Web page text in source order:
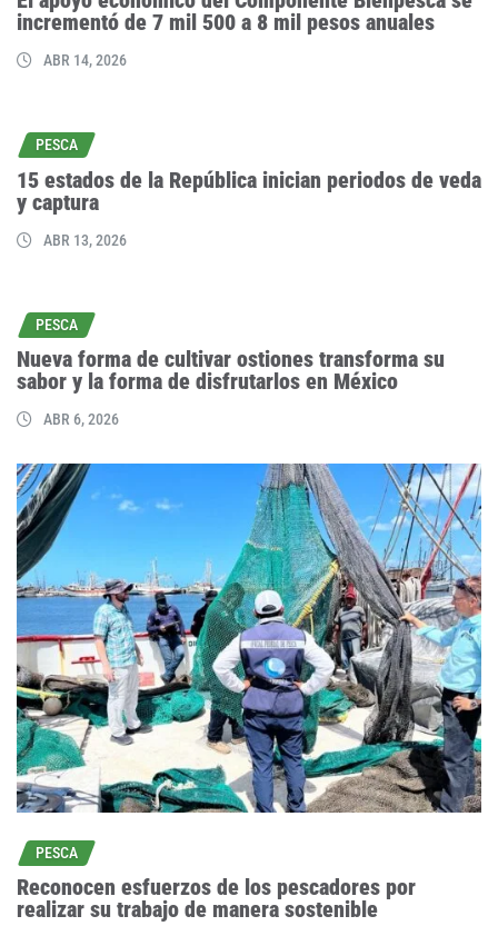
incrementó de 7 mil 500 a 8 mil pesos anuales
ABR 14, 2026
PESCA
15 estados de la República inician periodos de veda
y captura
ABR 13, 2026
PESCA
Nueva forma de cultivar ostiones transforma su
sabor y la forma de disfrutarlos en México
ABR 6, 2026
PESCA
Reconocen esfuerzos de los pescadores por
realizar su trabajo de manera sostenible